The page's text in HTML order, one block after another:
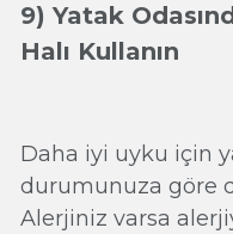
9) Yatak
Halı Kullanın
Daha iyi uyku için
durumunuza göre
Alerjiniz varsa